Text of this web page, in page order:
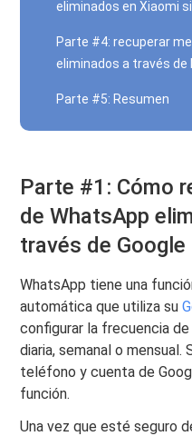
eliminados en Xiaomi
Parte #4: recuperar
eliminados a través de
Parte #5: Resumen
Parte #1: Cómo
de WhatsApp
través de Google
WhatsApp tiene una
automática que utiliza su
configurar la frecuencia
diaria, semanal o
teléfono y cuenta de
función.
Una vez que esté seguro